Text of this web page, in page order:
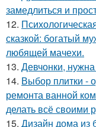
замедлиться и
12.
сказкой: богатый
любящей мачехи.
13. Девчонки,
14. Выбор плитки -
ремонта ванной
делать всё своими
15. Дизайн дома из